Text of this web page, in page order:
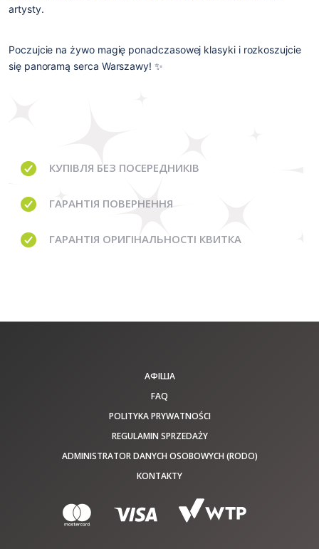
artysty.
Poczujcie na żywo magię ponadczasowej klasyki i rozkoszujcie
się panoramą serca Warszawy! ✨
КУПІВЛЯ БЕЗ ПОСЕРЕДНИКІВ
ГАРАНТІЯ ПОВЕРНЕННЯ
ГАРАНТІЯ ОРИГІНАЛЬНОСТІ КВИТКА
АФІША
FAQ
POLITYKA PRYWATNOŚCI
REGULAMIN SPRZEDAŻY
ADMINISTRATOR DANYCH OSOBOWYCH (RODO)
KONTAKTY